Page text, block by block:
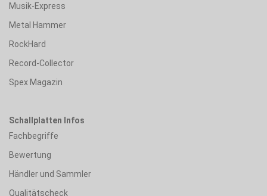
Musik-Express
Metal Hammer
RockHard
Record-Collector
Spex Magazin
Schallplatten Infos
Fachbegriffe
Bewertung
Händler und Sammler
Qualitätscheck